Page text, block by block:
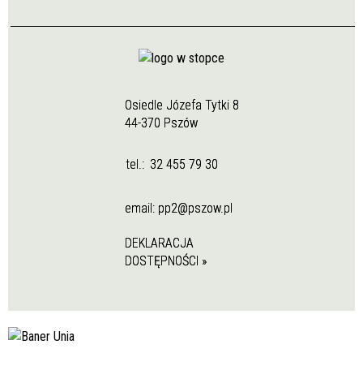
Osiedle Józefa Tytki 8
44-370 Pszów
tel.: 32 455 79 30
email: pp2@pszow.pl
DEKLARACJA
DOSTĘPNOŚCI »